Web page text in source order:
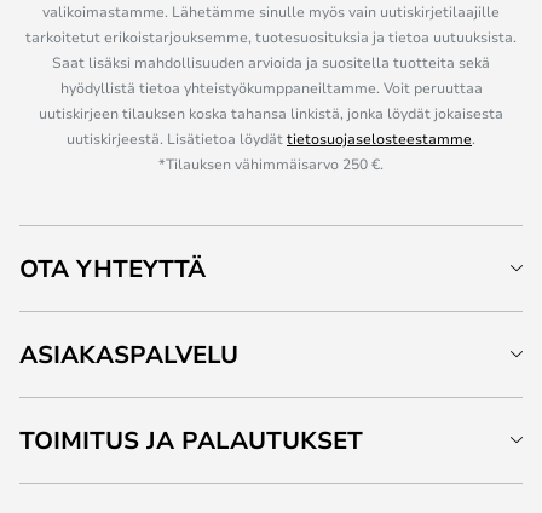
valikoimastamme. Lähetämme sinulle myös vain uutiskirjetilaajille
tarkoitetut erikoistarjouksemme, tuotesuosituksia ja tietoa uutuuksista.
Saat lisäksi mahdollisuuden arvioida ja suositella tuotteita sekä
hyödyllistä tietoa yhteistyökumppaneiltamme. Voit peruuttaa
uutiskirjeen tilauksen koska tahansa linkistä, jonka löydät jokaisesta
uutiskirjeestä. Lisätietoa löydättietosuojaselosteestamme.
*Tilauksen vähimmäisarvo 250 €.
OTA YHTEYTTÄ
ASIAKASPALVELU
TOIMITUS JA PALAUTUKSET